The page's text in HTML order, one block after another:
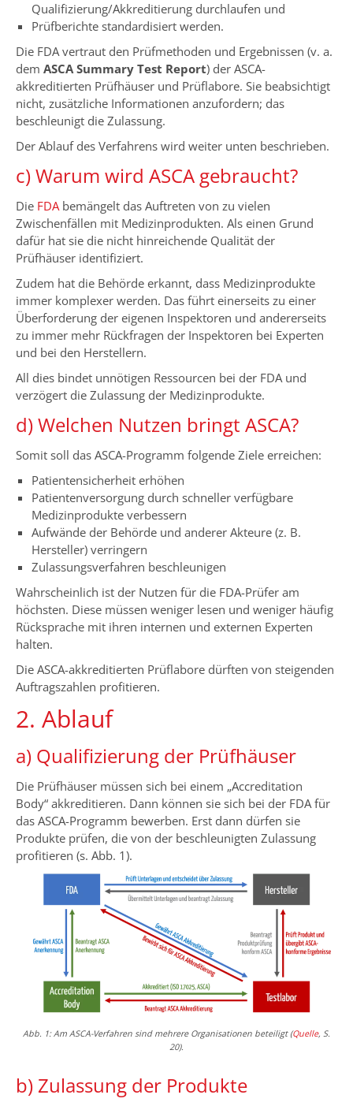
Qualifizierung/Akkreditierung durchlaufen und
Prüfberichte standardisiert werden.
Die FDA vertraut den Prüfmethoden und Ergebnissen (v. a.
dem ASCA Summary Test Report) der ASCA-
akkreditierten Prüfhäuser und Prüflabore. Sie beabsichtigt
nicht, zusätzliche Informationen anzufordern; das
beschleunigt die Zulassung.
Der Ablauf des Verfahrens wird weiter unten beschrieben.
c) Warum wird ASCA gebraucht?
Die FDAbemängelt das Auftreten von zu vielen
Zwischenfällen mit Medizinprodukten. Als einen Grund
dafür hat sie die nicht hinreichende Qualität der
Prüfhäuser identifiziert.
Zudem hat die Behörde erkannt, dass Medizinprodukte
immer komplexer werden. Das führt einerseits zu einer
Überforderung der eigenen Inspektoren und andererseits
zu immer mehr Rückfragen der Inspektoren bei Experten
und bei den Herstellern.
All dies bindet unnötigen Ressourcen bei der FDA und
verzögert die Zulassung der Medizinprodukte.
d) Welchen Nutzen bringt ASCA?
Somit soll das ASCA-Programm folgende Ziele erreichen:
Patientensicherheit erhöhen
Patientenversorgung durch schneller verfügbare
Medizinprodukte verbessern
Aufwände der Behörde und anderer Akteure (z. B.
Hersteller) verringern
Zulassungsverfahren beschleunigen
Wahrscheinlich ist der Nutzen für die FDA-Prüfer am
höchsten. Diese müssen weniger lesen und weniger häufig
Rücksprache mit ihren internen und externen Experten
halten.
Die ASCA-akkreditierten Prüflabore dürften von steigenden
Auftragszahlen profitieren.
2. Ablauf
a) Qualifizierung der Prüfhäuser
Die Prüfhäuser müssen sich bei einem „Accreditation
Body“ akkreditieren. Dann können sie sich bei der FDA für
das ASCA-Programm bewerben. Erst dann dürfen sie
Produkte prüfen, die von der beschleunigten Zulassung
profitieren (s. Abb. 1).
Abb. 1: Am ASCA-Verfahren sind mehrere Organisationen beteiligt (Quelle, S.
20).
b) Zulassung der Produkte